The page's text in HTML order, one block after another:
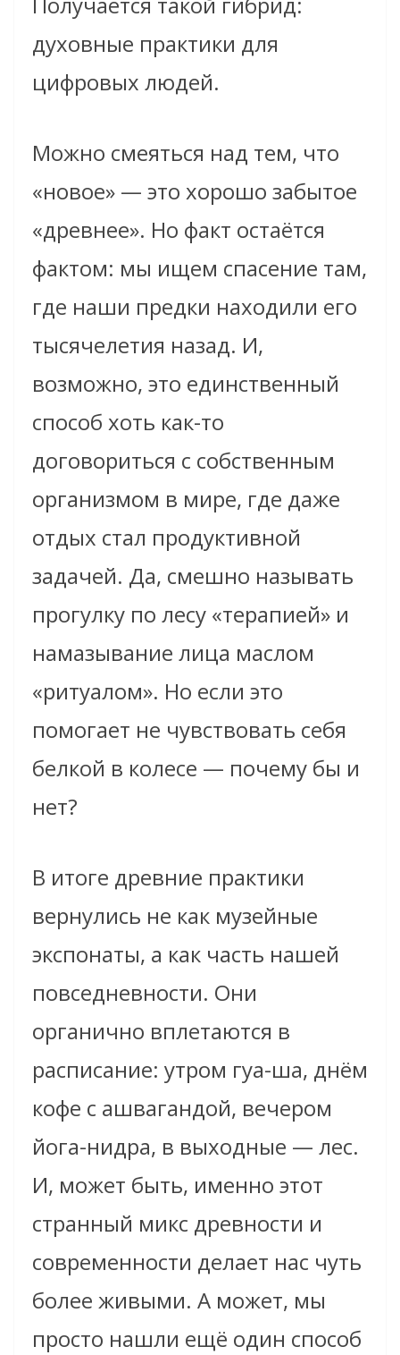
духовные практики для
цифровых людей.
Можно смеяться над тем, что
«новое» — это хорошо забытое
«древнее». Но факт остаётся
фактом: мы ищем спасение там,
где наши предки находили его
тысячелетия назад. И,
возможно, это единственный
способ хоть как-то
договориться с собственным
организмом в мире, где даже
отдых стал продуктивной
задачей. Да, смешно называть
прогулку по лесу «терапией» и
намазывание лица маслом
«ритуалом». Но если это
помогает не чувствовать себя
белкой в колесе — почему бы и
нет?
В итоге древние практики
вернулись не как музейные
экспонаты, а как часть нашей
повседневности. Они
органично вплетаются в
расписание: утром гуа-ша, днём
кофе с ашвагандой, вечером
йога-нидра, в выходные — лес.
И, может быть, именно этот
странный микс древности и
современности делает нас чуть
более живыми. А может, мы
просто нашли ещё один способ